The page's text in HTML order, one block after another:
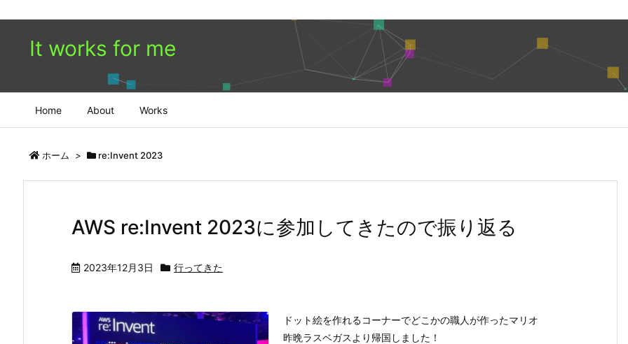
It works for me
Home About Works
ホーム > re:Invent 2023
AWS re:Invent 2023に参加してきたので振り返る
2023年12月3日 行ってきた
ドット絵を作れるコーナーでどこかの職人が作ったマリオ
昨晩ラスベガスより帰国しました！